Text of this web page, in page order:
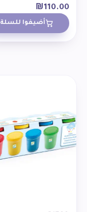
₪110.00
أضيفوا للسلة